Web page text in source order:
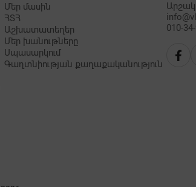
Մեր մասին
ՀՏՀ
Աշխատատեղեր
Մեր խանութները
Սպասարկում
Գաղտնիության քաղաքականություն
010-